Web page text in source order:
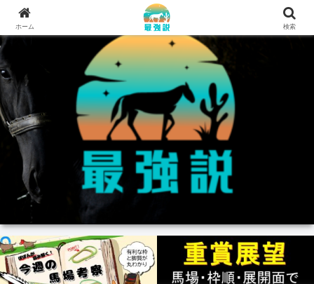
ホーム 検索